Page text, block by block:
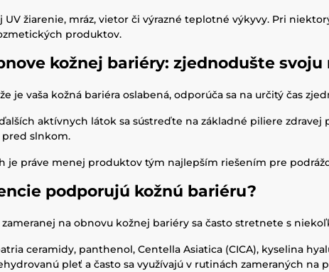
UV žiarenie, mráz, vietor či výrazné teplotné výkyvy. Pri
produktov.
kožnej bariéry: zjednodušte
je vaša kožná bariéra oslabená, odporúča sa na určitý čas
aktívnych látok sa sústreďte na základné piliere
slnkom.
je práve menej produktov tým najlepším riešením pre
podporujú kožnú bariéru?
na obnovu kožnej bariéry sa často stretnete s
ceramidy, panthenol, Centella Asiatica (CICA), kyselina
pleť a často sa využívajú v rutinách zameraných